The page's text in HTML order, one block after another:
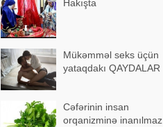
Hakışta
Mükəmməl seks üçün
yataqdakı QAYDALAR
Cəfərinin insan
orqanizminə inanılmaz